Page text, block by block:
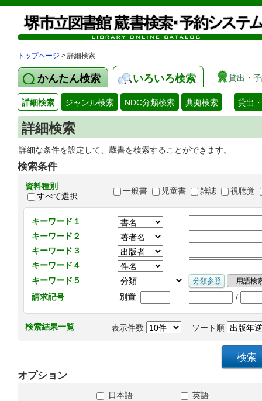
トップページ > 詳細検索
かんたん検索 いろいろ検索 貸出・
詳細検索 ジャンル検索 NDC分類検索 典拠検索 貸出
詳細検索
詳細な条件を設定して、蔵書を検索することができます。
検索条件
資料種別
すべて選択
一般書 児童書 雑誌 視聴覚
キーワード１
キーワード２
キーワード３
キーワード４
キーワード５
請求記号
別置 /
検索結果一覧 表示件数 ソート順
オプション
日本語
英語